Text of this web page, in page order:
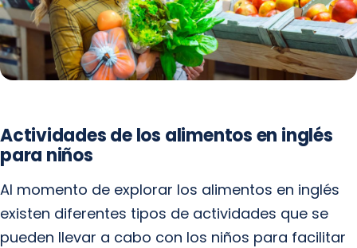
Actividades de los alimentos en inglés
para niños
Al momento de explorar los alimentos en inglés
existen diferentes tipos de actividades que se
pueden llevar a cabo con los niños para facilitar